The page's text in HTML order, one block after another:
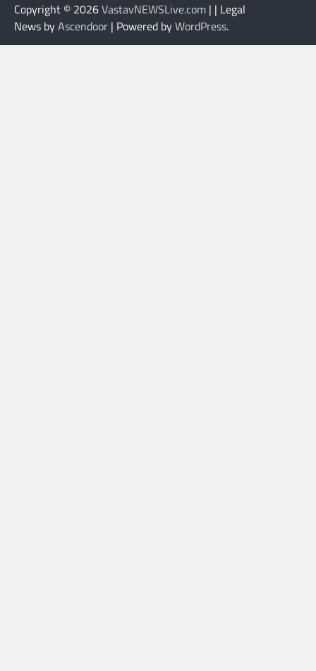
Copyright © 2026VastavNEWSLive.com | | Legal
News byAscendoor | Powered byWordPress.